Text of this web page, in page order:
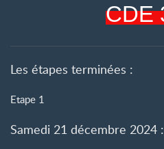
CDE
Les étapes terminées :
Etape 1
Samedi 21 décembre 2024